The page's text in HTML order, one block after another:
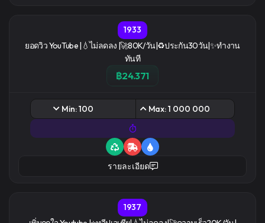
1933
ยอดวิว YouTube |💧ไม่ลดลง |🚀80K/วัน|♻️ประกัน30วัน|✨ทำงาน
ทันที
฿24.371
Min: 100 Max: 1 000 000
รายละเอียด
1937